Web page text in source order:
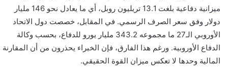
ا
ميزانية دفاعية بلغت 13.1 تريليون روبل، أي ما يعادل نحو 146 مليار
دولار وفق سعر الصرف الرسمي. في المقابل، خصصت دول الاتحاد
الأوروبي الـ27 ما مجموعه 343.2 مليار يورو للدفاع، بحسب وكالة
الدفاع الأوروبية. ورغم هذا الفارق، فإن الخبراء يحذرون من أن المقارنة
المالية وحدها لا تعكس ميزان القوة الحقيقي.